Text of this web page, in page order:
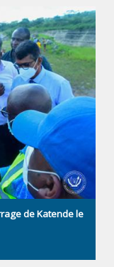
de Katende le